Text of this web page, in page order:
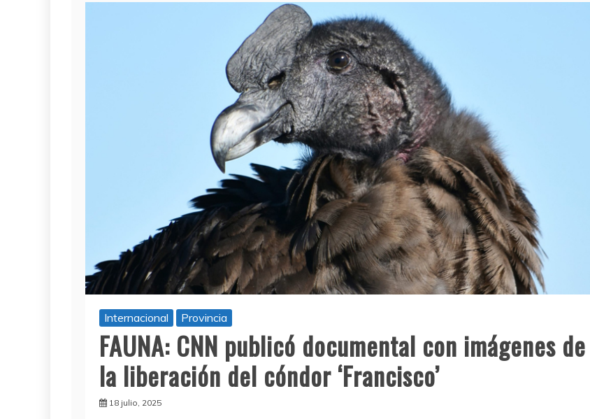
Internacional Provincia
FAUNA: CNN publicó documental con imágenes de
la liberación del cóndor ‘Francisco’
18 julio, 2025